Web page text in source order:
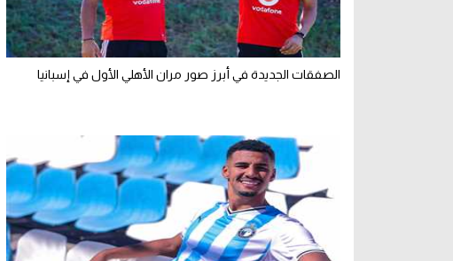
الصفقات الجديدة في أبرز صور مران الأهلي الأول في إسبانيا